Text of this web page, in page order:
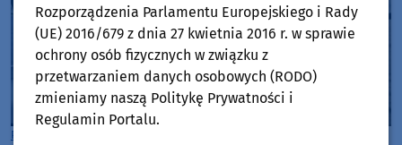
Powiat Kościerski
Rozporządzenia Parlamentu Europejskiego i Rady
(UE) 2016/679 z dnia 27 kwietnia 2016 r. w sprawie
ochrony osób fizycznych w związku z
przetwarzaniem danych osobowych (RODO)
zmieniamy naszą Politykę Prywatności i
Regulamin Portalu.